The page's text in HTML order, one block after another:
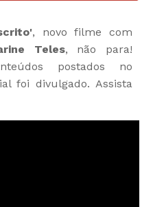
, novo filme com
Teles, não para!
postados no
foi divulgado. Assista